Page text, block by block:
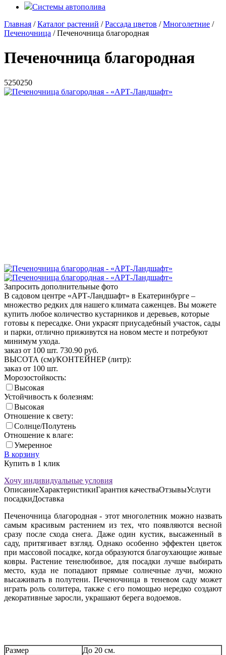
Системы автополива
Главная /Каталог растений /Рассада цветов /Многолетние /
Печеночница / Печеночница благородная
Печеночница благородная
5250250
Запросить дополнительные фото
В садовом центре «АРТ-Ландшафт» в Екатеринбурге –
множество редких для нашего климата саженцев. Вы можете
купить любое количество кустарников и деревьев, которые
готовы к пересадке. Они украсят приусадебный участок, сады
и парки, отлично приживутся на новом месте и потребуют
минимум ухода.
заказ от 100 шт. 730.90 руб.
ВЫСОТА (см)/КОНТЕЙНЕР (литр):
заказ от 100 шт.
Морозостойкость:
Высокая
Устойчивость к болезням:
Высокая
Отношение к свету:
Солнце/Полутень
Отношение к влаге:
Умеренное
В корзину
Купить в 1 клик
Хочу индивидуальные условия
ОписаниеХарактеристикиГарантия качестваОтзывыУслуги
посадкиДоставка
Печеночница благородная - этот многолетник можно назвать
самым красивым растением из тех, что появляются весной
сразу после схода снега. Даже один кустик, высаженный в
саду, притягивает взгляд. Однако особенно эффектен цветок
при массовой посадке, когда образуются благоухающие живые
ковры. Растение тенелюбивое, для посадки лучше выбирать
место, куда не попадают прямые солнечные лучи, можно
высаживать в полутени. Печеночница в теневом саду может
играть роль солитера, также с его помощью нередко создают
декоративные заросли, украшают берега водоемов.
Размер
До 20 см.